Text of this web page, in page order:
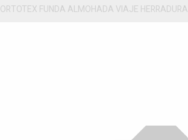
ORTOTEX FUNDA ALMOHADA VIAJE HERRADURA